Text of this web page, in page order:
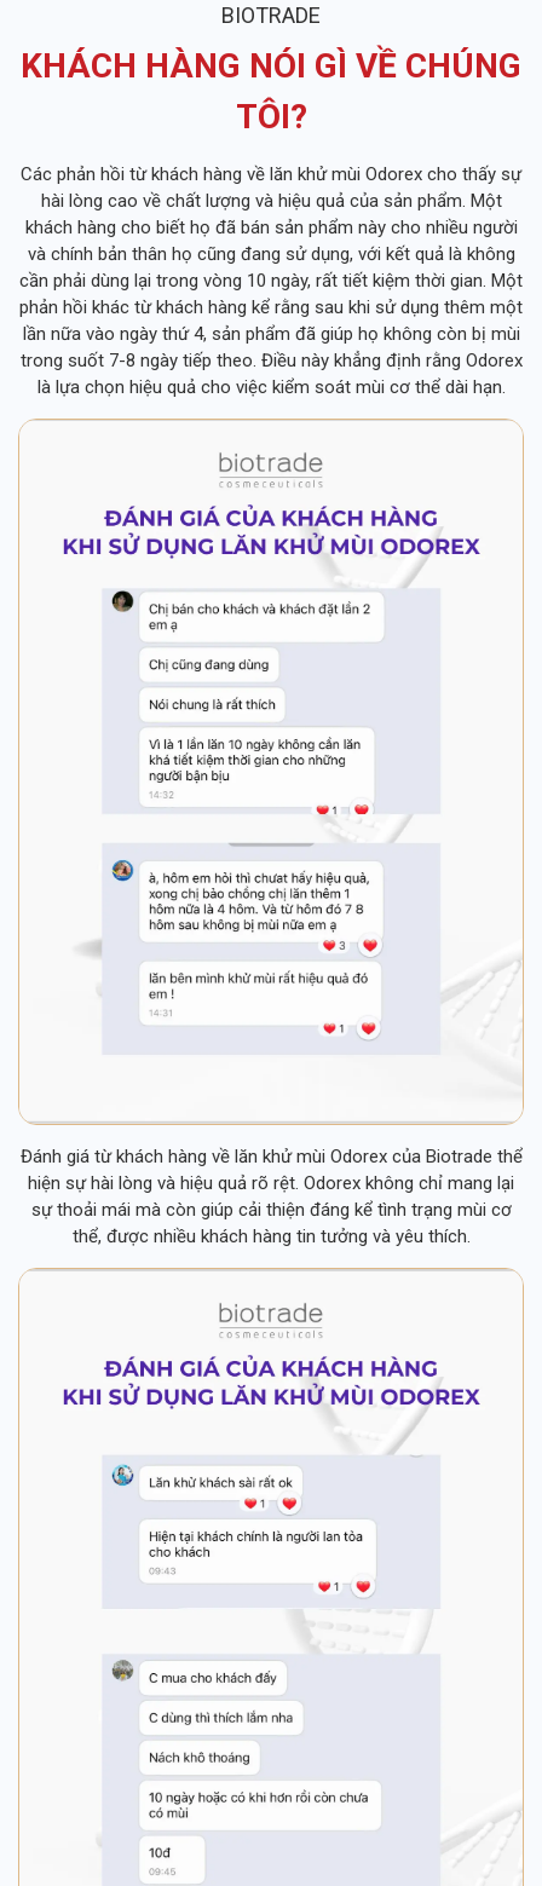
BIOTRADE
KHÁCH HÀNG NÓI GÌ VỀ CHÚNG
TÔI?
Các phản hồi từ khách hàng về lăn khử mùi Odorex cho thấy sự
hài lòng cao về chất lượng và hiệu quả của sản phẩm. Một
khách hàng cho biết họ đã bán sản phẩm này cho nhiều người
và chính bản thân họ cũng đang sử dụng, với kết quả là không
cần phải dùng lại trong vòng 10 ngày, rất tiết kiệm thời gian. Một
phản hồi khác từ khách hàng kể rằng sau khi sử dụng thêm một
lần nữa vào ngày thứ 4, sản phẩm đã giúp họ không còn bị mùi
trong suốt 7-8 ngày tiếp theo. Điều này khẳng định rằng Odorex
là lựa chọn hiệu quả cho việc kiểm soát mùi cơ thể dài hạn.
Đánh giá từ khách hàng về lăn khử mùi Odorex của Biotrade thể
hiện sự hài lòng và hiệu quả rõ rệt. Odorex không chỉ mang lại
sự thoải mái mà còn giúp cải thiện đáng kể tình trạng mùi cơ
thể, được nhiều khách hàng tin tưởng và yêu thích.